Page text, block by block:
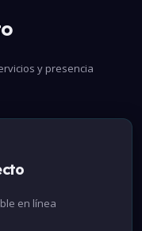
y presencia
en línea